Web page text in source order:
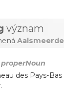
význam
properNoun
des Pays-